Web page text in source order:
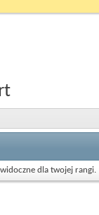
dla twojej rangi.